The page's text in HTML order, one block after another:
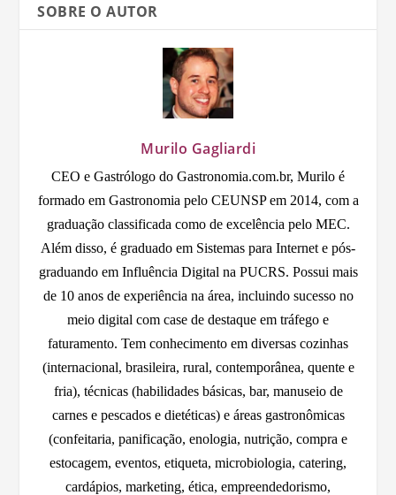
SOBRE O AUTOR
Murilo Gagliardi
CEO e Gastrólogo do Gastronomia.com.br, Murilo é
formado em Gastronomia pelo CEUNSP em 2014, com a
graduação classificada como de excelência pelo MEC.
Além disso, é graduado em Sistemas para Internet e pós-
graduando em Influência Digital na PUCRS. Possui mais
de 10 anos de experiência na área, incluindo sucesso no
meio digital com case de destaque em tráfego e
faturamento. Tem conhecimento em diversas cozinhas
(internacional, brasileira, rural, contemporânea, quente e
fria), técnicas (habilidades básicas, bar, manuseio de
carnes e pescados e dietéticas) e áreas gastronômicas
(confeitaria, panificação, enologia, nutrição, compra e
estocagem, eventos, etiqueta, microbiologia, catering,
cardápios, marketing, ética, empreendedorismo,